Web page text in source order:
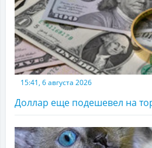
15:41, 6 августа 2026
Доллар еще подешевел на